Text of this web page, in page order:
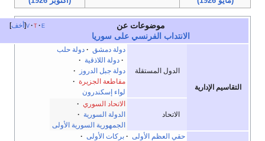
أخف
موضوعات عن
الانتداب الفرنسي على سوريا
الإدارية
الدول المستقلة
دولة دمشق · دولة حلب
دولة اللاذقية ·
دولة جبل الدروز ·
مقاطعة الجزيرة ·
لواء إسكندرون
الاتحاد السوري
·
الدولة السورية ·
الجمهورية السورية الأولى
حقي العظم الأولى · بركات الأولى ·